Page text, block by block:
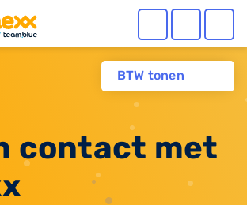
BTW tonen
contact met